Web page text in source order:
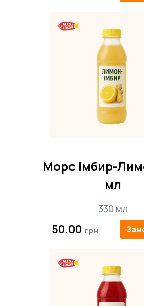
Морс Імбир-
мл
330 мл
50.00